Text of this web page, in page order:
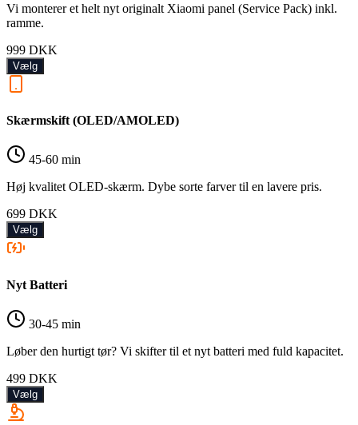
Vi monterer et helt nyt originalt Xiaomi panel (Service Pack) inkl.
ramme.
999 DKK
Vælg
Skærmskift (OLED/AMOLED)
45-60 min
Høj kvalitet OLED-skærm. Dybe sorte farver til en lavere pris.
699 DKK
Vælg
Nyt Batteri
30-45 min
Løber den hurtigt tør? Vi skifter til et nyt batteri med fuld kapacitet.
499 DKK
Vælg